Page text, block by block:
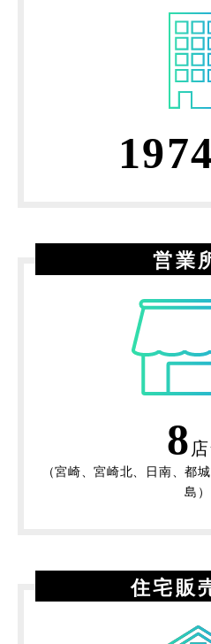
1974
営業
8
（宮崎、宮崎北、日南、都
島）
住宅販